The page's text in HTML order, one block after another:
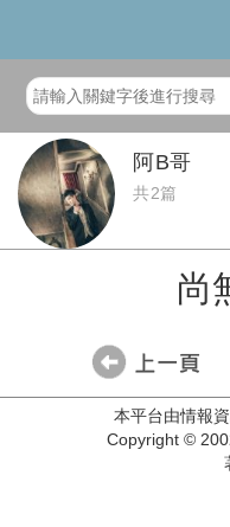
阿B哥
共2篇
尚
本平台由情報
Copyright ©